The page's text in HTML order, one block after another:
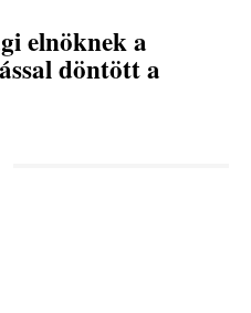
elnöknek a
döntött a